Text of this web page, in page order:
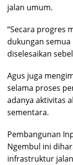
jalan umum.
“Secara progres
dukungan
diselesaikan
Agus juga
selama proses
adanya aktivitas
sementara.
Pembangunan
Ngembul ini
infrastruktur